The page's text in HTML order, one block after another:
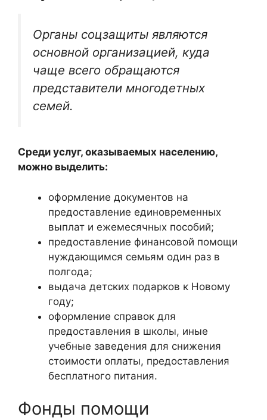
Органы соцзащиты являются
основной организацией, куда
чаще всего обращаются
представители многодетных
семей.
Среди услуг, оказываемых населению,
можно выделить:
оформление документов на
предоставление единовременных
выплат и ежемесячных пособий;
предоставление финансовой помощи
нуждающимся семьям один раз в
полгода;
выдача детских подарков к Новому
году;
оформление справок для
предоставления в школы, иные
учебные заведения для снижения
стоимости оплаты, предоставления
бесплатного питания.
Фонды помощи